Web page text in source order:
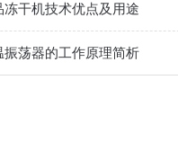
冻干机技术优点及用途
振荡器的工作原理简析